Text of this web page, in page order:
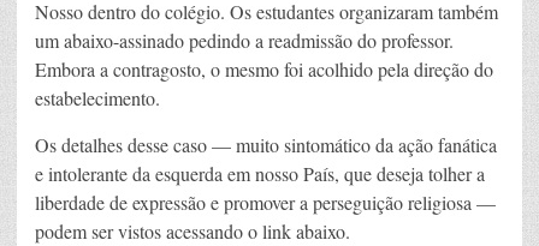
Nosso dentro do colégio. Os estudantes organizaram também
um abaixo-assinado pedindo a readmissão do professor.
Embora a contragosto, o mesmo foi acolhido pela direção do
estabelecimento.
Os detalhes desse caso — muito sintomático da ação fanática
e intolerante da esquerda em nosso País, que deseja tolher a
liberdade de expressão e promover a perseguição religiosa —
podem ser vistos acessando o link abaixo.